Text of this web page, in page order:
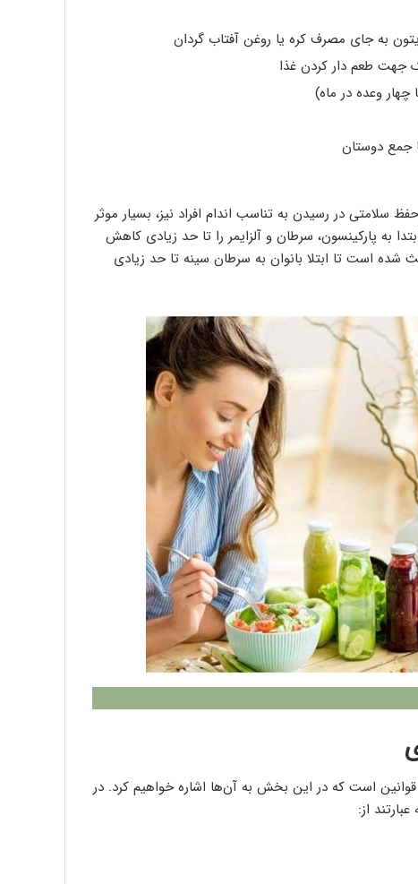
به جای مصرف کره یا روغن آفتاب گردان
جهت طعم دار کردن غذا
وعده در ماه)
جمع دوستان
سلامتی در رسیدن به تناسب اندام افراد نیز، بسیار موثر
به پارکینسون، سرطان و آلزایمر را تا حد زیادی کاهش
است تا ابتلا بانوان به سرطان سینه تا حد زیادی
است که در این بخش به آن‌ها اشاره خواهیم کرد. در
از: